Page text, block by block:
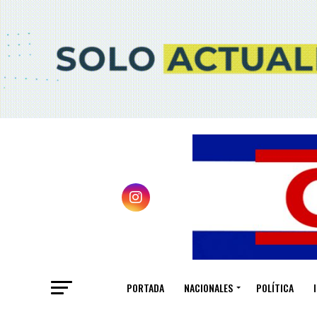
PORTADA NACIONALES POLÍTICA